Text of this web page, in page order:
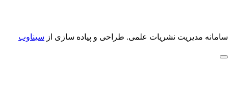
سامانه مدیریت نشریات علمی. طراحی و پیاده سازی از سیناوب